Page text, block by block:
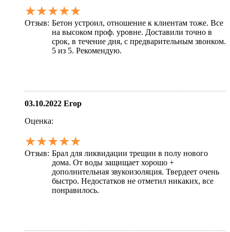
★★★★★
Отзыв: Бетон устроил, отношение к клиентам тоже. Все
на высоком проф. уровне. Доставили точно в
срок, в течение дня, с предварительным звонком.
5 из 5. Рекомендую.
03.10.2022 Егор
Оценка:
★★★★★
Отзыв: Брал для ликвидации трещин в полу нового
дома. От воды защищает хорошо +
дополнительная звукоизоляция. Твердеет очень
быстро. Недостатков не отметил никаких, все
понравилось.